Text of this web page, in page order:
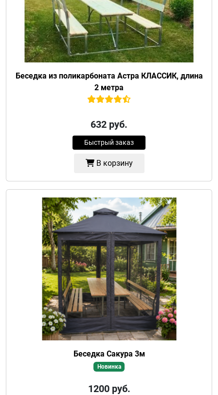
Беседка из поликарбоната Астра КЛАССИК, длина
2 метра
632 руб.
Быстрый заказ
В корзину
Беседка Сакура 3м
Новинка
1200руб.